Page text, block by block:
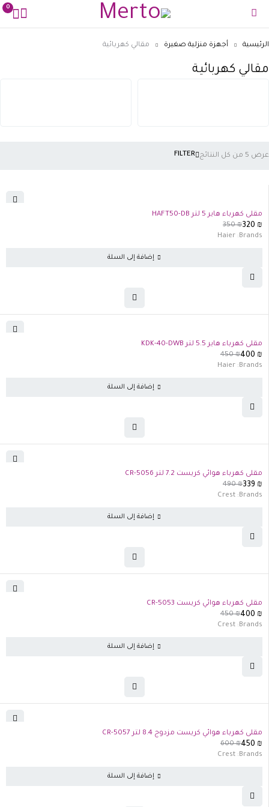
0
كهربائية
أجهزة منزلية صغيرة مقالي كهربائية
FILTER كل النتائج
مقلى كهرباء هاير 5 لتر HAFT50-DB
350₪320
Brands:
Haier
إضافة إلى السلة
مقلى كهرباء هاير 5.5 لتر KDK-40-DWB
450₪400
Brands:
Haier
إضافة إلى السلة
مقلى كهرباء هوائي كريست 7.2 لتر CR-5056
490₪339
Brands:
Crest
إضافة إلى السلة
مقلى كهرباء هوائي كريست CR-5053
450₪400
Brands:
Crest
إضافة إلى السلة
مقلى كهرباء هوائي كريست مزدوج 8.4 لتر CR-5057
600₪450
Brands:
Crest
إضافة إلى السلة